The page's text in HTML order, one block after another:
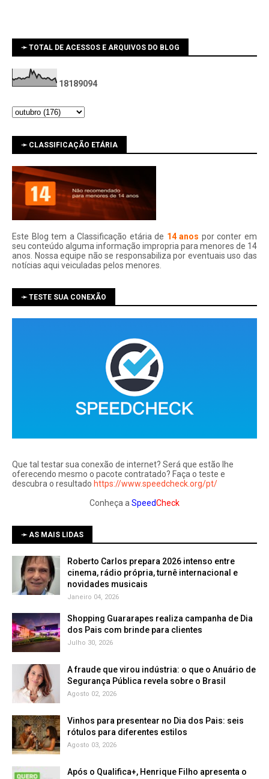
➛ TOTAL DE ACESSOS E ARQUIVOS DO BLOG
1 81 89094
➛ CLASSIFICAÇÃO ETÁRIA
Este Blog tem a Classificação etária de 14 anos por conter em
seu conteúdo alguma informação impropria para menores de 14
anos. Nossa equipe não se responsabiliza por eventuais uso das
notí­cias aqui veiculadas pelos menores.
➛ TESTE SUA CONEXÃO
Que tal testar sua conexão de internet? Será que estão lhe
oferecendo mesmo o pacote contratado? Faça o teste e
descubra o resultado https://www.speedcheck.org/pt/
Conheça a SpeedCheck
➛ AS MAIS LIDAS
Roberto Carlos prepara 2026 intenso entre
cinema, rádio própria, turnê internacional e
novidades musicais
Janeiro 04, 2026
Shopping Guararapes realiza campanha de Dia
dos Pais com brinde para clientes
Julho 30, 2026
A fraude que virou indústria: o que o Anuário de
Segurança Pública revela sobre o Brasil
Agosto 02, 2026
Vinhos para presentear no Dia dos Pais: seis
rótulos para diferentes estilos
Agosto 03, 2026
Após o Qualifica+, Henrique Filho apresenta o